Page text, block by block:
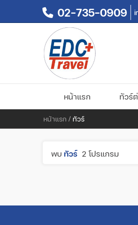
02-735-0909
หน้าแรก ทัวร์
หน้าแรก / ทัวร์
พบ ทัวร์ 2 โปรแกรม